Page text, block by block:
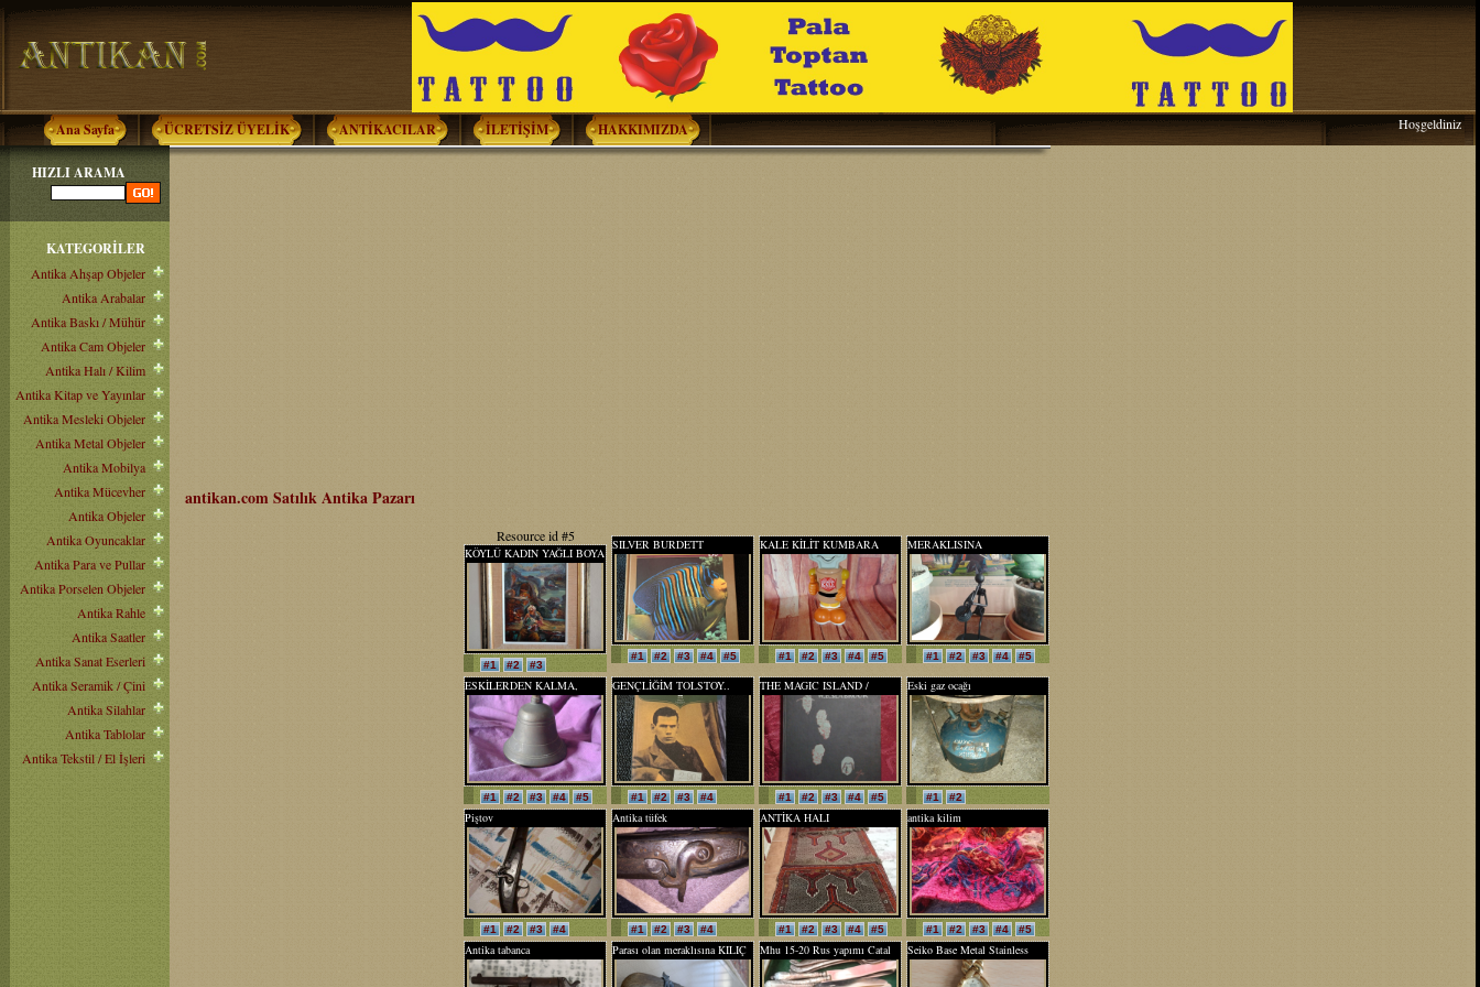
Ana Sayfa ÜCRETSİZ ÜYELİK ANTİKACILAR İLETİŞİM HAKKIMIZDA Hoşgeldiniz
HIZLI ARAMA
KATEGORİLER
Antika Ahşap Objeler
Antika Arabalar
Antika Baskı / Mühür
Antika Cam Objeler
Antika Halı / Kilim
Antika Kitap ve Yayınlar
Antika Mesleki Objeler
Antika Metal Objeler
Antika Mobilya
Antika Mücevher
Antika Objeler
Antika Oyuncaklar
Antika Para ve Pullar
Antika Porselen Objeler
Antika Rahle
Antika Saatler
Antika Sanat Eserleri
Antika Seramik / Çini
Antika Silahlar
Antika Tablolar
Antika Tekstil / El İşleri
antikan.com Satılık Antika Pazarı
Resource id #5
KÖYLÜ KADIN YAĞLI BOYA
- İMZALI..
#1 #2 #3
SILVER BURDETT
BIOLOGY - PETER
ALEXANDE..
#1 #2 #3 #4 #5
KALE KİLİT KUMBARA
ÇOK NADİR VINTAGE
KOLEKSİYON DEKORATİF.
#1 #2 #3 #4 #5
MERAKLISINA
ENDÜSTRİYEL METAL
BİBLO SOKAK SANATCISI..
#1 #2 #3 #4 #5
ESKİLERDEN KALMA,
KOLEKSİYONLUK
DEKORLUK SARI DÖKÜM
ÇAN
#1 #2 #3 #4 #5
GENÇLİĞİM TOLSTOY..
#1 #2 #3 #4
THE MAGIC ISLAND /
SIHIRLI ADA
#1 #2 #3 #4 #5
Eski gaz ocağı
#1 #2
Piştov
#1 #2 #3 #4
Antika tüfek
#1 #2 #3 #4
ANTİKA HALI
#1 #2 #3 #4 #5
antika kilim
#1 #2 #3 #4 #5
Antika tabanca
Parası olan meraklısına KILIÇ
Mhu 15-20 Rus yapımı Catal
Bıçak Kasik
Seiko Base Metal Stainless
Steel Back